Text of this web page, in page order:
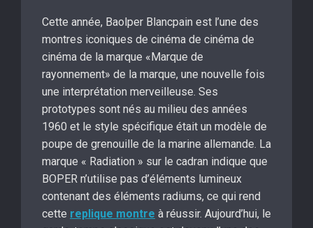
Cette année, Baolper Blancpain est l’une des
montres iconiques de cinéma de cinéma de
cinéma de la marque «Marque de
rayonnement» de la marque, une nouvelle fois
une interprétation merveilleuse. Ses
prototypes sont nés au milieu des années
1960 et le style spécifique était un modèle de
poupe de grenouille de la marine allemande. La
marque « Radiation » sur le cadran indique que
BOPER n’utilise pas d’éléments lumineux
contenant des éléments radiums, ce qui rend
cette replique montre à réussir. Aujourd’hui, le